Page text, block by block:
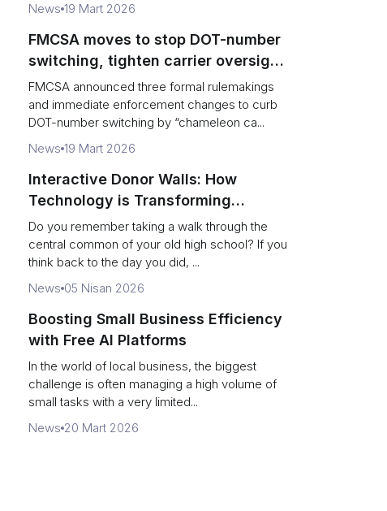
News 19 Mart 2026
FMCSA moves to stop DOT-number
switching, tighten carrier oversight
and boost road safety
FMCSA announced three formal rulemakings
and immediate enforcement changes to curb
DOT-number switching by “chameleon ca...
News 19 Mart 2026
Interactive Donor Walls: How
Technology is Transforming
Campus Philanthropy
Do you remember taking a walk through the
central common of your old high school? If you
think back to the day you did, ...
News 05 Nisan 2026
Boosting Small Business Efficiency
with Free AI Platforms
In the world of local business, the biggest
challenge is often managing a high volume of
small tasks with a very limited...
News 20 Mart 2026